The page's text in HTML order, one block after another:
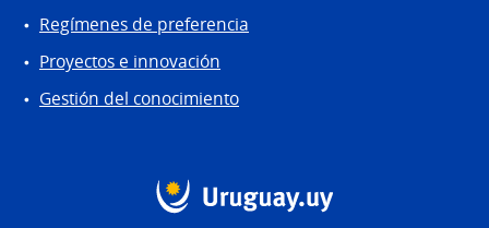
Regímenes de preferencia
Proyectos e innovación
Gestión del conocimiento